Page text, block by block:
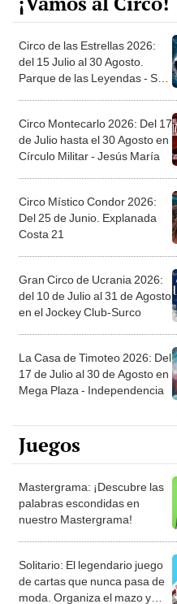
Circo de las Estrellas 2026:
del 15 Julio al 30 Agosto.
Parque de las Leyendas - San
Circo Montecarlo 2026: Del 17
de Julio hasta el 30 Agosto en
Círculo Militar - Jesús María
Circo Místico Condor 2026:
Del 25 de Junio. Explanada
Costa 21
Gran Circo de Ucrania 2026:
del 10 de Julio al 31 de Agosto
en el Jockey Club-Surco
La Casa de Timoteo 2026: Del
17 de Julio al 30 de Agosto en
Mega Plaza - Independencia
Juegos
Mastergrama: ¡Descubre las
palabras escondidas en
nuestro Mastergrama!
Solitario: El legendario juego
de cartas que nunca pasa de
moda. Organiza el mazo y